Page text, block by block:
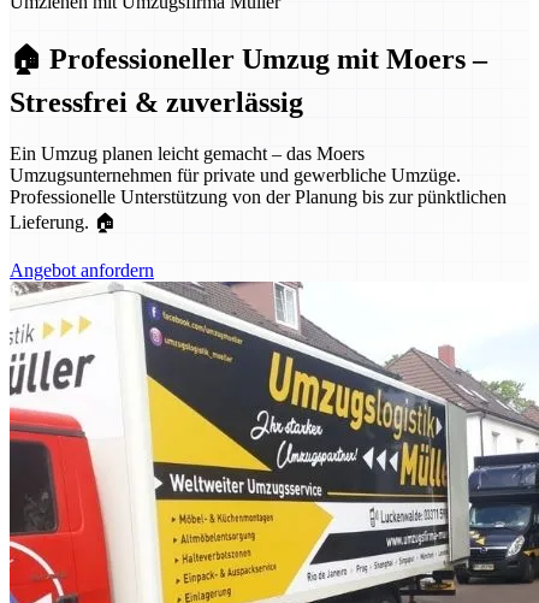
🏠 Professioneller Umzug mit Moers –
Stressfrei & zuverlässig
Ein Umzug planen leicht gemacht – das Moers
Umzugsunternehmen für private und gewerbliche Umzüge.
Professionelle Unterstützung von der Planung bis zur pünktlichen
Lieferung. 🏠
Angebot anfordern